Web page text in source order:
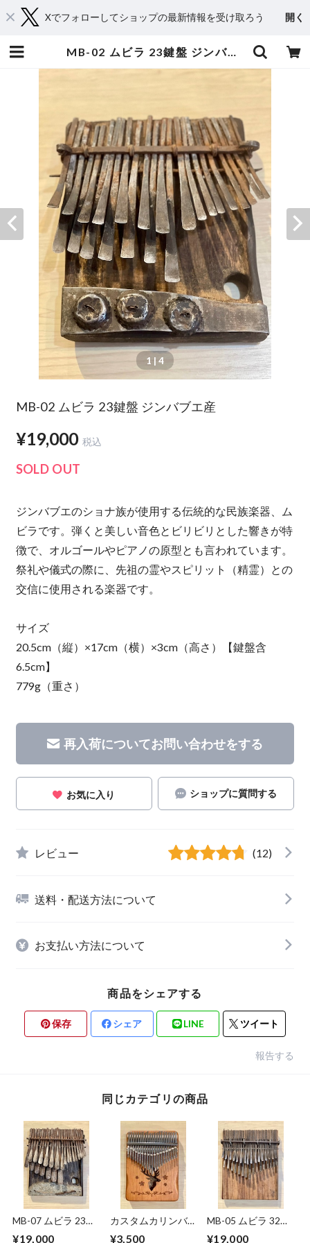
Xでフォローしてショップの最新情報を受け取ろう 開く
MB-02 ムビラ 23鍵盤 ジンバブエ産 | WONTANARA TOKYO
1 | 4
MB-02 ムビラ 23鍵盤 ジンバブエ産
¥19,000 税込
SOLD OUT
ジンバブエのショナ族が使用する伝統的な民族楽器、ム
ビラです。弾くと美しい音色とビリビリとした響きが特
徴で、オルゴールやピアノの原型とも言われています。
祭礼や儀式の際に、先祖の霊やスピリット（精霊）との
交信に使用される楽器です。
サイズ
20.5cm（縦）×17cm（横）×3cm（高さ）【鍵盤含
6.5cm】
779g（重さ）
再入荷についてお問い合わせをする
お気に入り ショップに質問する
レビュー (12)
送料・配送方法について
お支払い方法について
商品をシェアする
保存 シェア LINE ツイート
報告する
同じカテゴリの商品
MB-07 ムビラ 23鍵
¥19,000
カスタムカリンバ
¥3,500
MB-05 ムビラ 32鍵
¥19,000